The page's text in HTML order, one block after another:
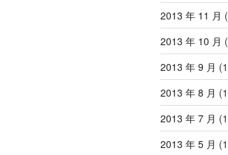
2013 年 11 月
2013 年 10 月
2013 年 9 月
2013 年 8 月
2013 年 7 月
2013 年 5 月